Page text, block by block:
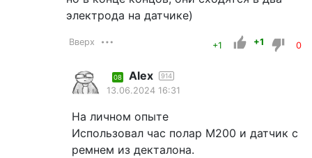
электрода на датчике)
Вверх +1 +1 0
08 Alex 914
13.06.2024 16:31
На личном опыте
Использовал час полар М200 и датчик с
ремнем из декталона.